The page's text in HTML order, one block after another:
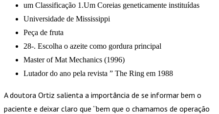
um Classificação 1.Um Coreias geneticamente instituídas
Universidade de Mississippi
Peça de fruta
28-. Escolha o azeite como gordura principal
Master of Mat Mechanics (1996)
Lutador do ano pela revista ” The Ring em 1988
A doutora Ortiz salienta a importância de se informar bem o
paciente e deixar claro que “bem que o chamamos de operação